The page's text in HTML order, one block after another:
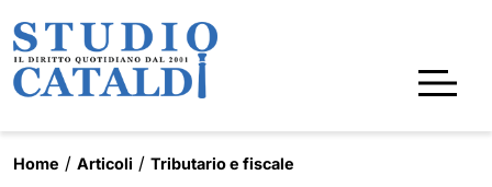
Home Articoli Tributario e fiscale